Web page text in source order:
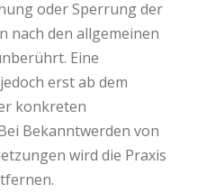
oder Sperrung der
nach den allgemeinen
Eine
erst ab dem
konkreten
Bekanntwerden von
wird die Praxis